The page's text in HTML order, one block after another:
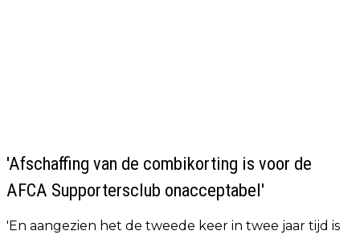
'Afschaffing van de combikorting is voor de
AFCA Supportersclub onacceptabel'
'En aangezien het de tweede keer in twee jaar tijd is